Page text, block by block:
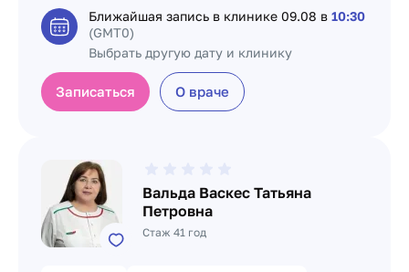
Ближайшая запись в клинике 09.08 в 10:30
(GMT0)
Выбрать другую дату и клинику
Записаться О враче
Вальда Васкес Татьяна
Петровна
Стаж 41 год